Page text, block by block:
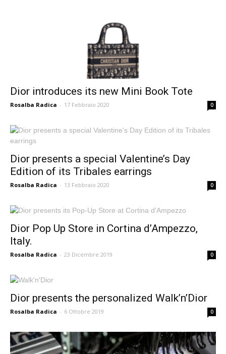
Dior introduces its new Mini Book Tote
Rosalba Radica - 17 Febbraio 2020 0
Dior presents a special Valentine’s Day
Edition of its Tribales earrings
Rosalba Radica - 13 Febbraio 2020 0
Dior Pop Up Store in Cortina d’Ampezzo,
Italy.
Rosalba Radica - 23 Dicembre 2019 0
Dior presents the personalized Walk’n’Dior
Rosalba Radica - 6 Ottobre 2019 0